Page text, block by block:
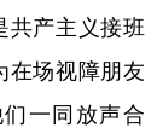
共产主义接班
在场视障朋友
一同放声合